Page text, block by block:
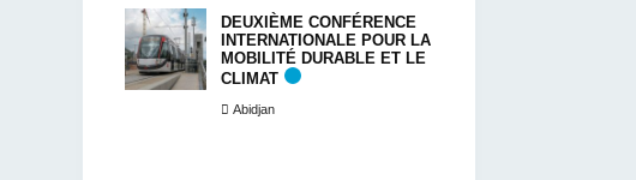
DEUXIÈME CONFÉRENCE
INTERNATIONALE POUR LA
MOBILITÉ DURABLE ET LE
CLIMAT
Abidjan